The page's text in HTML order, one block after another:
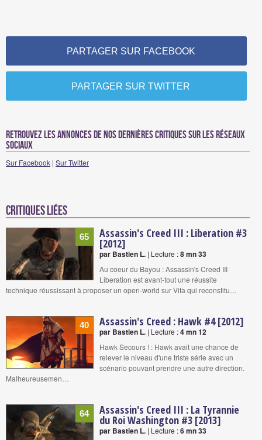
PARTAGER SUR FACEBOOK
PARTAGER SUR TWITTER
Retrouvez les annonces de nos dernières critiques sur les réseaux
sociaux
Sur Facebook | Sur Twitter
Critiques liées
65 Assassin's Creed III : Liberation #3
[2012]
par Bastien L. | Lecture :8 mn 33
Au coeur du Bayou : Assassin's Creed III
Liberation est avant-tout une réussite
technique réussissant à proposer un open-world sur Vita qui reconstitu…
40 Assassin's Creed : Hawk #4 [2012]
par Bastien L. | Lecture :4 mn 12
Hawk Secours ! : Hawk avait une chance de
relever le niveau d'une triste série avec un
scénario pouvant prendre une autre direction.
Malheureusemen…
64 Assassin's Creed III : La Tyrannie
du Roi Washington #3 [2013]
par Bastien L. | Lecture :6 mn 33